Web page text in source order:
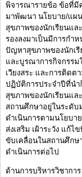
พิจารณารายข้อ ข้อที่มี
มาพัฒนา นโยบาย/แผน
สุขภาพของนักเรียนแล
รองลงมาเป็นมีการกำ
ปัญหาสุขภาพของนักเ
และบูรณาการกิจกรรม
เวียงสระ และการติด
ปฏิบัติการประจำปีที่นำ
สุขภาพของนักเรียนแล
สถานศึกษาอยู่ในระดั
ดำเนินการตามนโยบา
ส่งเสริม เฝ้าระวัง แก้
ขับเคลื่อนในสถานศึกษ
ดำเนินการต่อไป
ด้านการบริหารวิชากา